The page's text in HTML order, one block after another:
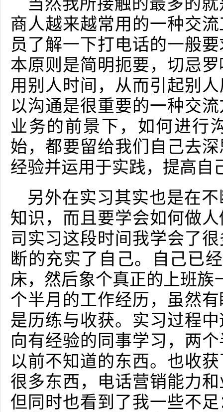
商人越来越常用的一种交
员了解一下打电话的一般
本原则是简明扼要，切忌
用别人时间，从而引起别
以沟通是很重要的一种交
业务的前景下，如何进行
始，都要留给我们自己去
经验并运用于实践，提高自
另外在实习其实也是在
知识，而且要学会如何做
司实习这段时间我学会了
断的充实了自己。自己已
床，然后象个真正的上班
个半月的工作经历，虽然
是历练与收获。实习过程
向有经验的同事学习，两
以前不知道的东西。也收
很多东西，电话营销能力
但同时也看到了我一些不